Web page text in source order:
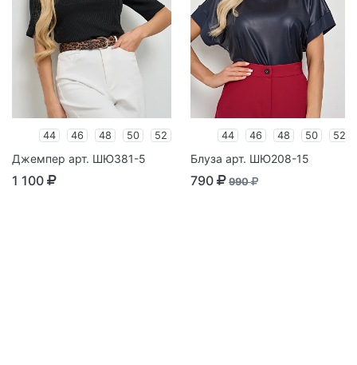
44 46 48 50 52
Джемпер арт. ШЮ381-5
1 100
44 46 48 50 52
Блуза арт. ШЮ208-15
790 990